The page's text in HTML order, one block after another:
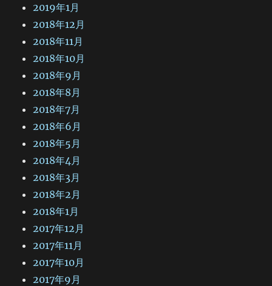
2019年1月
2018年12月
2018年11月
2018年10月
2018年9月
2018年8月
2018年7月
2018年6月
2018年5月
2018年4月
2018年3月
2018年2月
2018年1月
2017年12月
2017年11月
2017年10月
2017年9月